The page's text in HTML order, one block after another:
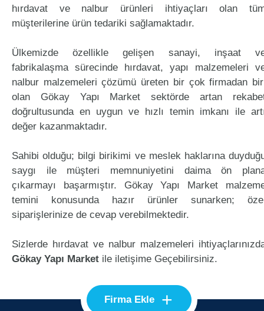
hırdavat ve nalbur ürünleri ihtiyaçları olan
müşterilerine ürün tedariki sağlamaktadır.
Ülkemizde özellikle gelişen sanayi, inşaat
fabrikalaşma sürecinde hırdavat, yapı malzemeleri
nalbur malzemeleri çözümü üreten bir çok firmadan
olan Gökay Yapı Market sektörde artan
doğrultusunda en uygun ve hızlı temin imkanı ile
değer kazanmaktadır.
Sahibi olduğu; bilgi birikimi ve meslek haklarına
saygı ile müşteri memnuniyetini daima ön
çıkarmayı başarmıştır. Gökay Yapı Market
temini konusunda hazır ürünler sunarken;
siparişlerinize de cevap verebilmektedir.
Sizlerde hırdavat ve nalbur malzemeleri
Gökay Yapı Market ile iletişime Geçebilirsiniz.
Firma Ekle +